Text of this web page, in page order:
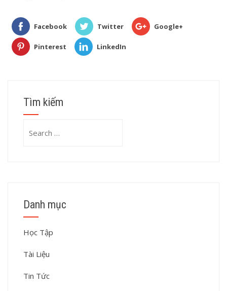
Facebook Twitter Google+
Pinterest LinkedIn
Tìm kiếm
for:
Danh mục
Học Tập
Tài Liệu
Tin Tức